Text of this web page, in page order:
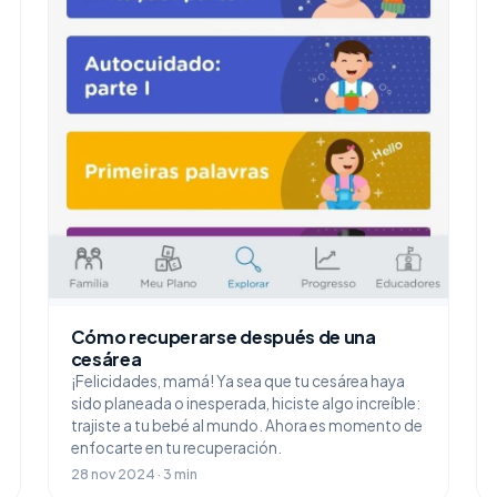
Cómo recuperarse después de una
cesárea
¡Felicidades, mamá! Ya sea que tu cesárea haya
sido planeada o inesperada, hiciste algo increíble:
trajiste a tu bebé al mundo. Ahora es momento de
enfocarte en tu recuperación.
28 nov 2024 · 3 min